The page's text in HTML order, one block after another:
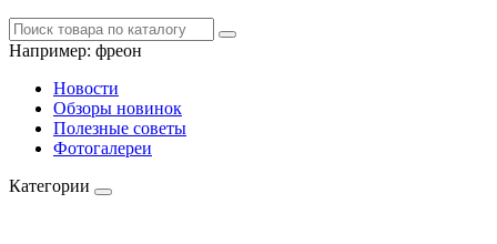
Например: фреон
Новости
Обзоры новинок
Полезные советы
Фотогалереи
Категории